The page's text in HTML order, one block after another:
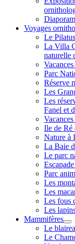
Voyages
Le
La Villa
naturelle
Parc
Réserve
Les
Les
Fanel et
Ile de Ré
Nature à
La Baie
Le parc
Parc
Les
Les
Les fous
Les
Mammifères
Le
Le